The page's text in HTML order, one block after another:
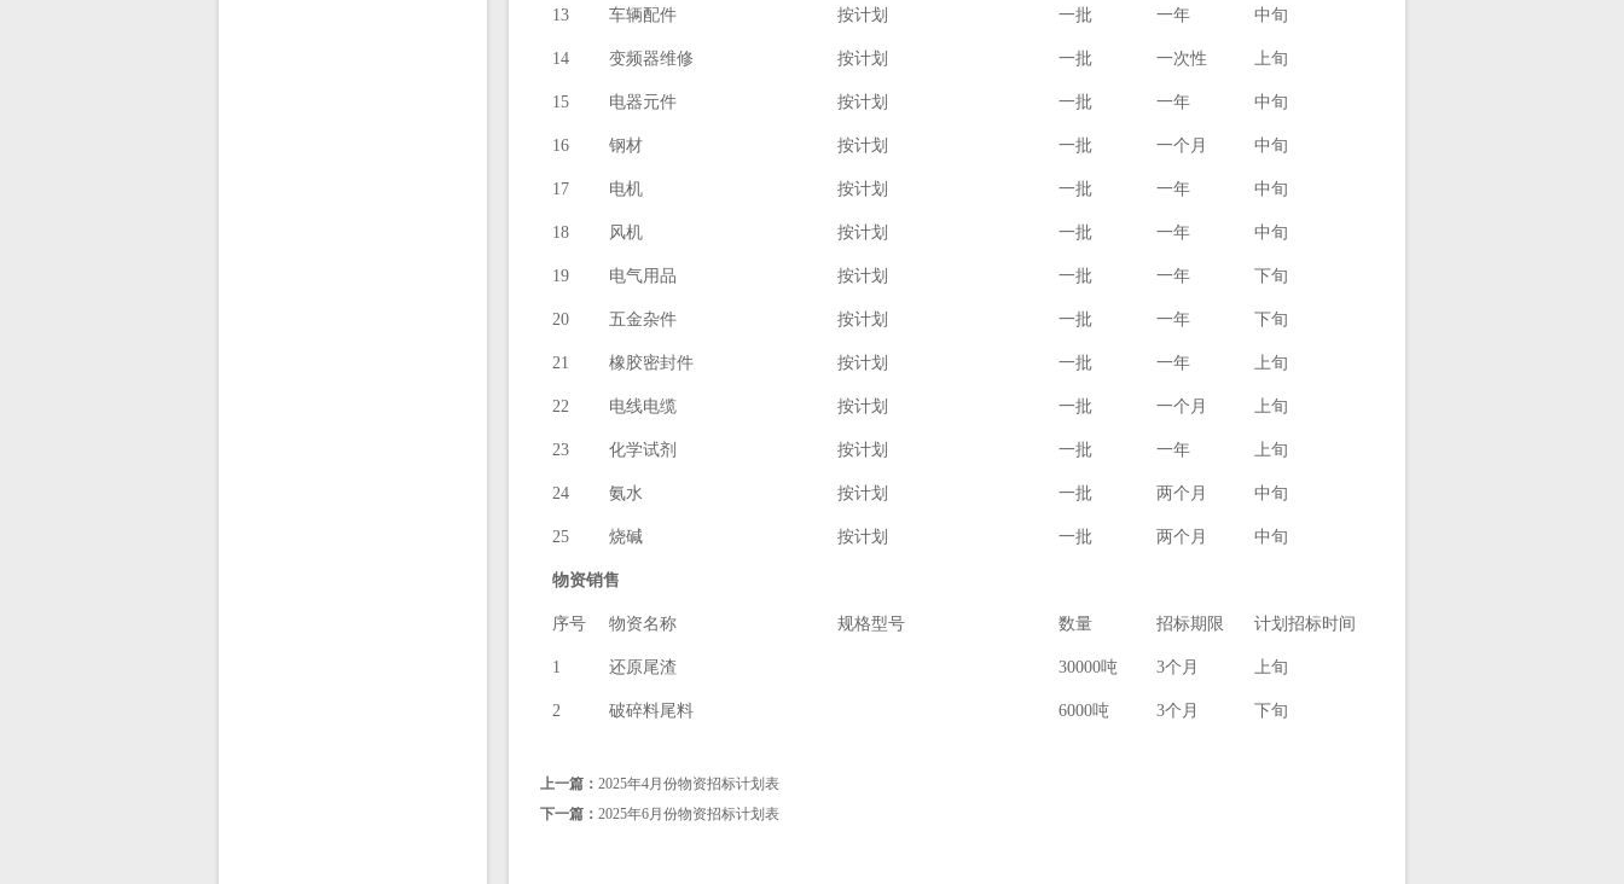
13 车辆配件 按计划 一批 一年 中旬
14 变频器维修 按计划 一批 一次性 上旬
15 电器元件 按计划 一批 一年 中旬
16 钢材 按计划 一批 一个月 中旬
17 电机 按计划 一批 一年 中旬
18 风机 按计划 一批 一年 中旬
19 电气用品 按计划 一批 一年 下旬
20 五金杂件 按计划 一批 一年 下旬
21 橡胶密封件 按计划 一批 一年 上旬
22 电线电缆 按计划 一批 一个月 上旬
23 化学试剂 按计划 一批 一年 上旬
24 氨水 按计划 一批 两个月 中旬
25 烧碱 按计划 一批 两个月 中旬
物资销售
序号 物资名称 规格型号 数量 招标期限 计划招标时间
1 还原尾渣 30000吨 3个月 上旬
2 破碎料尾料 6000吨 3个月 下旬
上一篇： 2025年4月份物资招标计划表
下一篇： 2025年6月份物资招标计划表